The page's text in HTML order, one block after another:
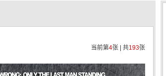
当前第4张 | 共193张